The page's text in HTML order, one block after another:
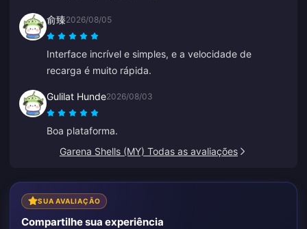
俞臻2026/08/05
Interface incrível e simples, e a velocidade de
recarga é muito rápida.
Gulilat Hunde2026/08/03
Boa plataforma.
Garena Shells (MY) Todas as avaliações
SUA AVALIAÇÃO
Compartilhe sua experiência